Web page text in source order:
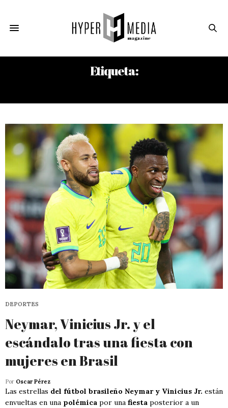
Etiqueta:
DEPORTES
Neymar, Vinicius Jr. y el
escándalo tras una fiesta con
mujeres en Brasil
Por Oscar Pérez
Las estrellas del fútbol brasileño Neymar y Vinicius Jr. están
envueltas en una polémica por una fiesta posterior a un